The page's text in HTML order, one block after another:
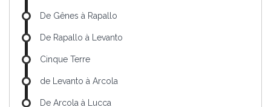
De Gênes à Rapallo
De Rapallo à Levanto
Cinque Terre
de Levanto à Arcola
De Arcola à Lucca